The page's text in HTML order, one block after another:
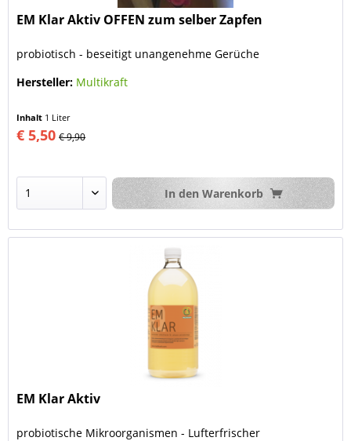
EM Klar Aktiv OFFEN zum selber Zapfen
probiotisch - beseitigt unangenehme Gerüche
Hersteller: Multikraft
Inhalt 1 Liter
€ 5,50 € 9,90
In den Warenkorb
EM Klar Aktiv
probiotische Mikroorganismen - Lufterfrischer